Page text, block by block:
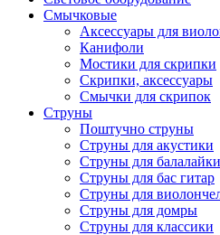
Смычковые
Аксессуары для
Канифоли
Мостики для скрипки
Скрипки, аксессуары
Смычки для скрипок
Струны
Поштучно струны
Струны для акустики
Струны для балалайки
Струны для бас гитар
Струны для
Струны для домры
Струны для классики